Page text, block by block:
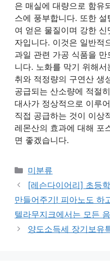
은 매실에 대량으로 함유
스에 풍부합니다. 또한
여 얻은 물질이며 강한
자입니다. 이것은 일반적
과일 관련 가공 식품을
니다. 노화를 막기 위해
취와 적정량의 구연산 생
공급되는 산소량에 적절
대사가 정상적으로 이루
직접 공급하는 것이 이상
레몬산의 효과에 대해 포
면 좋겠습니다.
Categories
미분류
[레슨다이어리] 초등
만들어주기! 피아노도 하
텔라무지크에서는 모든
양도소득세 장기보유